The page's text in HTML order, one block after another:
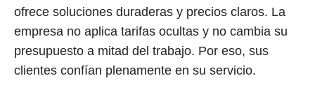
ofrece soluciones duraderas y precios claros. La
empresa no aplica tarifas ocultas y no cambia su
presupuesto a mitad del trabajo. Por eso, sus
clientes confían plenamente en su servicio.